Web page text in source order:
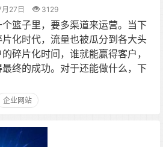
27日 3129
篮子里，要多渠道来运营。当下
化时代，流量也被瓜分到各大头
碎片化时间，谁就能赢得客户，
终的成功。对于还能做什么，下
企业网站